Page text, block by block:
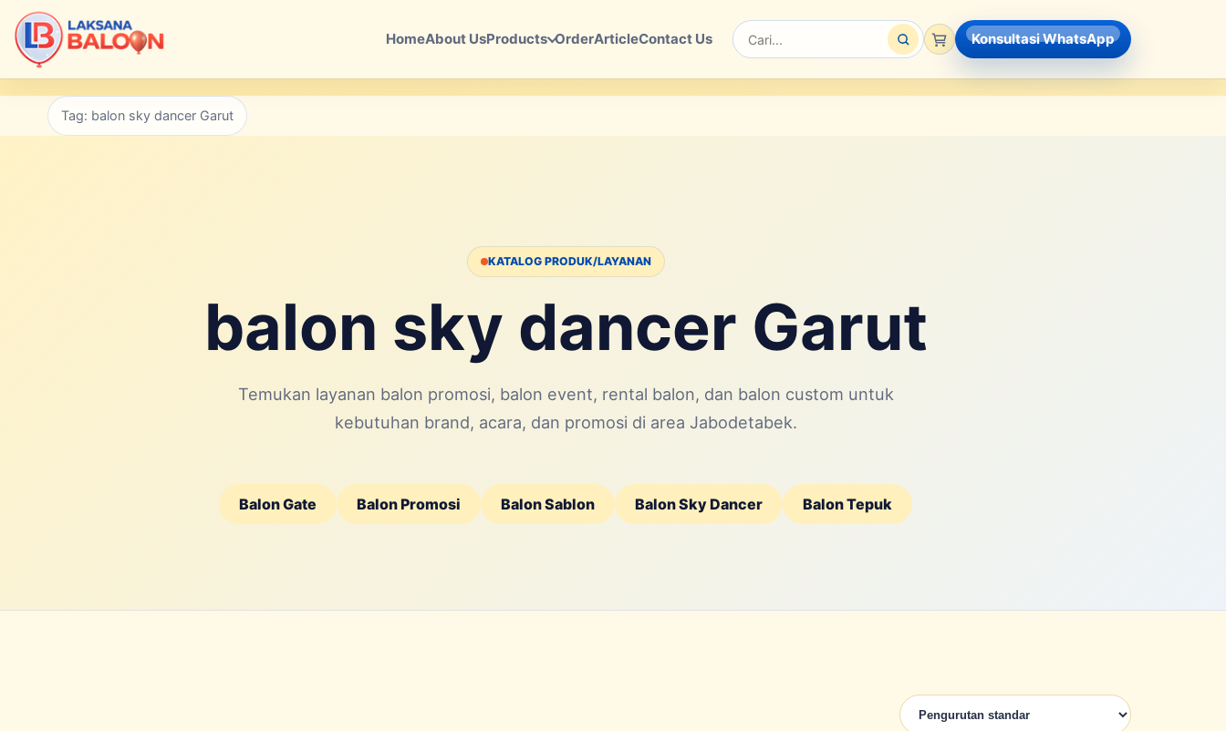
HomeAbout UsProducts OrderArticleContact Us
Cari
Konsultasi WhatsApp
Tag: balon sky dancer Garut
KATALOG PRODUK/LAYANAN
balon sky dancer Garut
Temukan layanan balon promosi, balon event, rental balon, dan balon custom untuk
kebutuhan brand, acara, dan promosi di area Jabodetabek.
Balon Gate Balon Promosi Balon Sablon Balon Sky Dancer Balon Tepuk